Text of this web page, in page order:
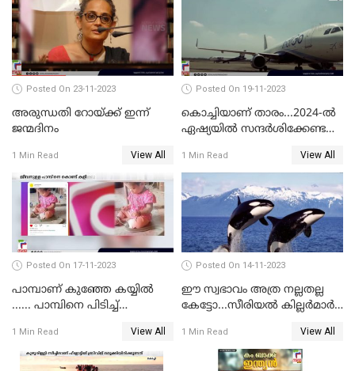
Posted On 23-11-2023
അരുന്ധതി റോയ്ക്ക് ഇന്ന്
ജന്മദിനം
1 Min Read View All
Posted On 19-11-2023
കൊച്ചിയാണ് താരം...2024-ല്‍
ഏഷ്യയില്‍ സന്ദര്‍ശിക്കേണ്ട
കൊച്ചിയും
1 Min Read View All
Posted On 17-11-2023
പാമ്പാണ് കുഞ്ഞേ കയ്യില്‍
...... പാമ്പിനെ പിടിച്ച്
വൈറലായി വീഡിയോ
1 Min Read View All
Posted On 14-11-2023
ഈ സ്വഭാവം അത്ര നല്ലതല്ല
കേട്ടോ...സീരിയല്‍ കില്ലര്‍മാര്‍
ഓര്‍ക്കകളുടെ സ്വഭാവരീതി
1 Min Read View All